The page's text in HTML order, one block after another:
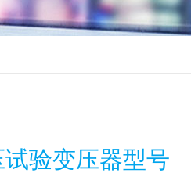
验变压器型号